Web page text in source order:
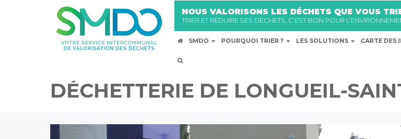
NOUS VALORISONS LES DÉCHETS QUE VOUS
TRIER ET RÉDUIRE SES DÉCHETS, C’EST BON POUR
SMDO POURQUOI TRIER ? LES SOLUTIONS CARTE DES
DÉCHETTERIE DE LONGUEIL-